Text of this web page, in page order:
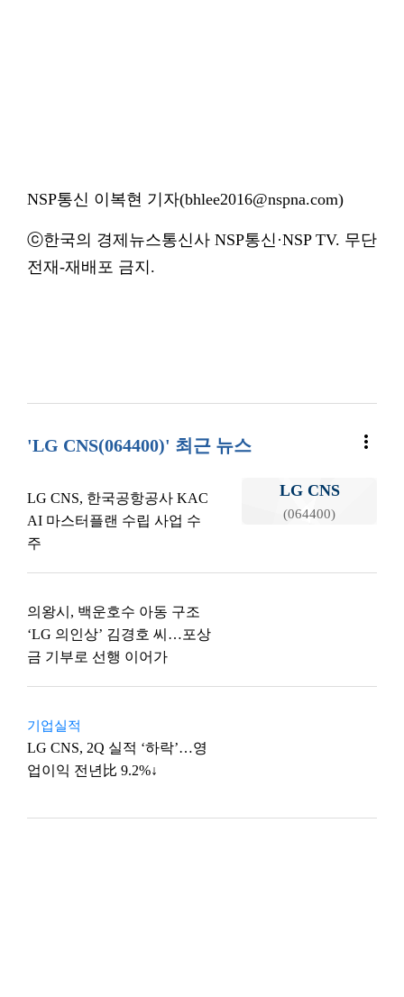
NSP통신 이복현 기자(bhlee2016@nspna.com)
ⓒ한국의 경제뉴스통신사 NSP통신·NSP TV. 무단
전재-재배포 금지.
'LG CNS(064400)' 최근 뉴스 more_vert
LG CNS
(064400)
LG CNS, 한국공항공사 KAC
AI 마스터플랜 수립 사업 수
주
의왕시, 백운호수 아동 구조
‘LG 의인상’ 김경호 씨…포상
금 기부로 선행 이어가
기업실적
LG CNS, 2Q 실적 ‘하락’…영
업이익 전년比 9.2%↓